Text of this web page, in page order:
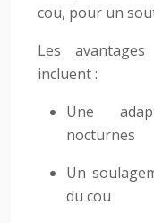
cou, pour un
Les
incluent :
Une
nocturnes
Un
du cou